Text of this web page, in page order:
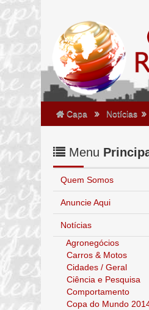
Capa Notícias
Menu
Quem Somos
Anuncie Aqui
Notícias
Agronegócios
Carros & Motos
Cidades / Geral
Ciência e Pesquisa
Comportamento
Copa do Mundo